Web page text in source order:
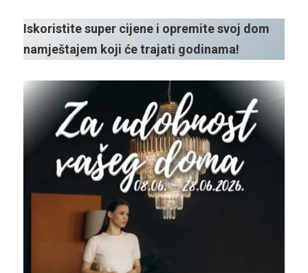
Iskoristite super cijene i opremite svoj dom
namještajem koji će trajati godinama!